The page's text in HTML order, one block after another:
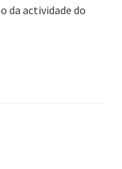
da actividade do